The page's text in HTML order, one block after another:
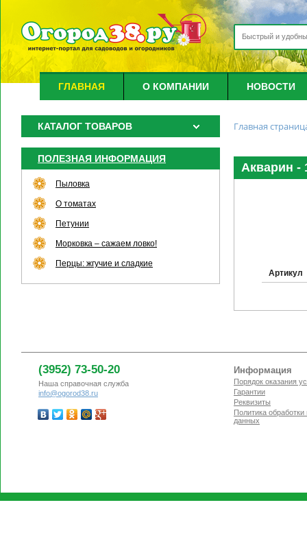
ГЛАВНАЯ О КОМПАНИИ НОВОСТИ
КАТАЛОГ ТОВАРОВ
ПОЛЕЗНАЯ ИНФОРМАЦИЯ
Пыловка
О томатах
Петунии
Морковка – сажаем ловко!
Перцы: жгучие и сладкие
Главная
Акварин -
Артикул
(3952) 73-50-20
Наша справочная служба
info@ogorod38.ru
Информация
Порядок оказания
Гарантии
Реквизиты
Политика
данных